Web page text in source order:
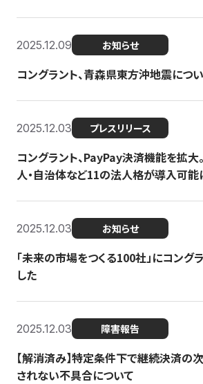
2025.12.09 お知らせ
コングラント、青森県東方沖地震につ
2025.12.03 プレスリリース
コングラント、PayPay決済機能を拡大
人・自治体など11の法人格が導入可能
2025.12.03 お知らせ
「未来の市場をつくる100社」にコング
した
2025.12.03 障害報告
【解消済み】特定条件下で継続決済の
されない不具合について